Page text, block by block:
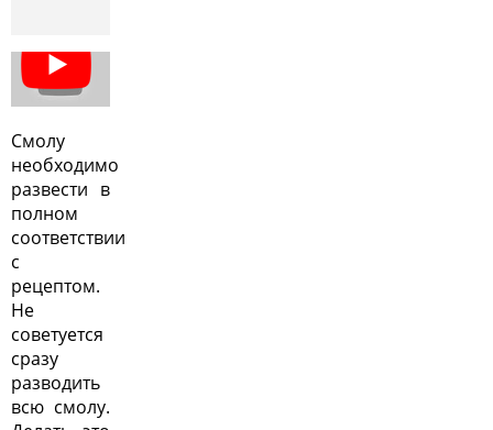
Смолу
необходимо
развести в
полном
соответствии
с
рецептом.
Не
советуется
сразу
разводить
всю смолу.